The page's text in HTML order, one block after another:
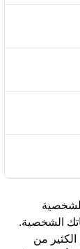
الشخصية.
من